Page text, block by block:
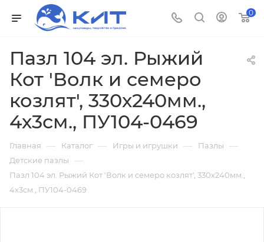
0
Пазл 104 эл. Рыжий
Кот 'Волк и семеро
козлят', 330х240мм.,
4х3см., ПУ104-0469
Главная — Каталог — Игры и игрушки — Пазлы —
Детские пазлы —
Пазл 104 эл. Рыжий Кот 'Волк и семеро козлят', 330х240мм.,
4х3см., ПУ104-0469